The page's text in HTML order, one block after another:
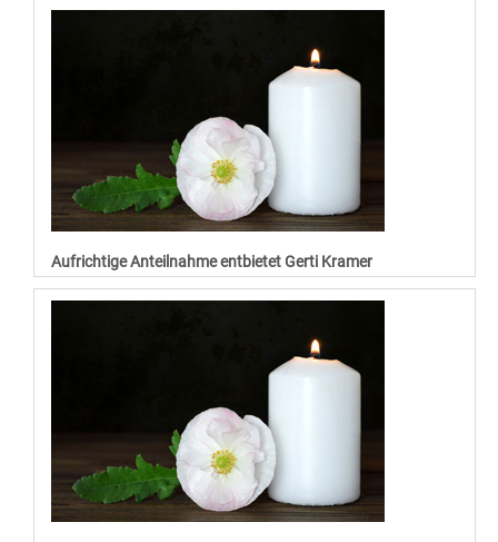
Aufrichtige Anteilnahme entbietet Gerti Kramer